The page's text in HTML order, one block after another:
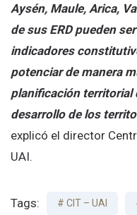
Aysén, Maule, Arica,
de sus ERD pueden
indicadores
potenciar de manera
planificación territorial
desarrollo de los
explicó el director
UAI.
Tags: CIT – UAI